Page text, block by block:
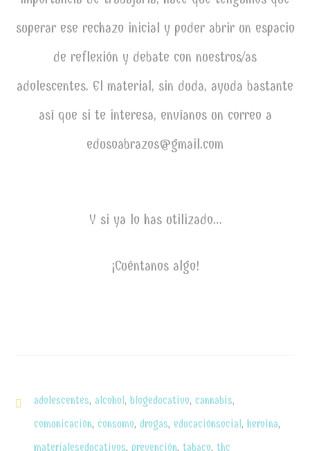
superar ese rechazo inicial y poder abrir un espacio
de reflexión y debate con nuestros/as
adolescentes. El material, sin duda, ayuda bastante
así que si te interesa, envíanos un correo a
edusoabrazos@gmail.com
Y si ya lo has utilizado…
¡Cuéntanos algo!
adolescentes, alcohol,blogeducativo,cannabis,
comunicación,consumo,drogas,educaciónsocial,heroina,
materialeseducativos,prevención,tabaco,thc